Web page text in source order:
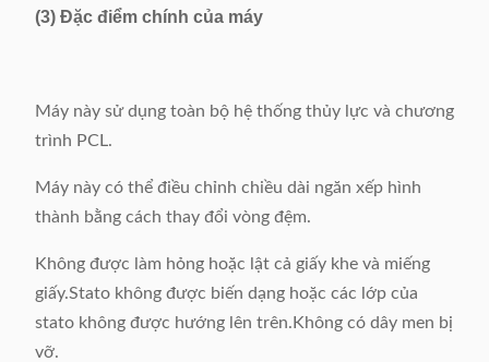
(3) Đặc điểm chính của máy
Máy này sử dụng toàn bộ hệ thống thủy lực và chương
trình PCL.
Máy này có thể điều chỉnh chiều dài ngăn xếp hình
thành bằng cách thay đổi vòng đệm.
Không được làm hỏng hoặc lật cả giấy khe và miếng
giấy.Stato không được biến dạng hoặc các lớp của
stato không được hướng lên trên.Không có dây men bị
vỡ.